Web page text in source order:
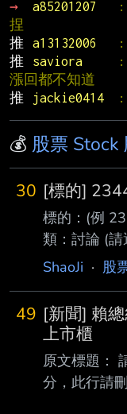
→
a85201207
:
捏
推
a13132006 :
推
saviora
:
漲回都不知道
推
jackie0414
:
💰 股票 Stock
30 [標的]
標的：(例
類：討論 (請
標的分類多
了-.- 之前承
文 現在來補
增逾三倍 且
同期均大幅
的效益正快
ShaoJi · 股
49 [新聞] 賴
上市櫃
原文標題：
分，此行請